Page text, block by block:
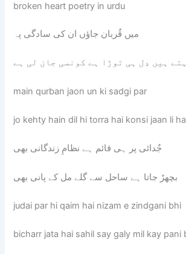
broken heart poetry in urdu
میں قٌربان جاؤں ان کی سادگی پہ
ہیں دِل ہی توڑا ہے کونسی جان لی ہے
main qurban jaon un ki sadgi par
jo kehty hain dil hi torra hai konsi jaan li
جٌدائی پر ہی قائم ہے نظامِ زندگانی بھی
بچھڑ جاتا ہے ساحل سے گلے مل کے پانی بھی
judai par hi qaim hai nizam e zindgani bhi
bicharr jata hai sahil say galy mil kay pani